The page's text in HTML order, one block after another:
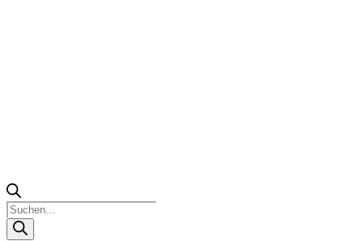
Products
search